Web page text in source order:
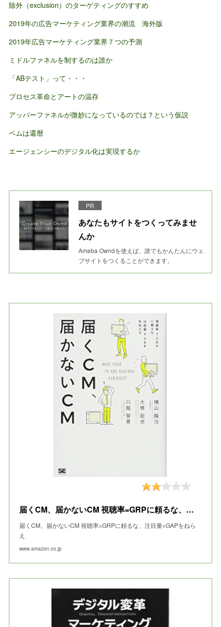
除外（exclusion）のターゲティングのすすめ
2019年の広告マーケティング業界の潮流 海外版
2019年広告マーケティング業界７つの予測
ミドルファネルを制するのは誰か
「ABテスト」って・・・
プロセス革命とアートの温存
アッパーファネルが微妙になっているのでは？という仮説
ベムは還暦
エージェンシーのデジタル化は実現するか
PR
あなたもサイトをつくってみませ
んか
Ameba Owndを使えば、誰でもかんたんにウェ
ブサイトをつくることができます。
届くCM、届かないCM 視聴率=GRPに頼るな、注目量=GAPをねらえ
届くCM、届かないCM 視聴率=GRPに頼るな、注目量=GAPをねら
え
www.amazon.co.jp